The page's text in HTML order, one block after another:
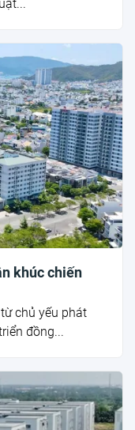
khúc chiến
chủ yếu phát
đồng...